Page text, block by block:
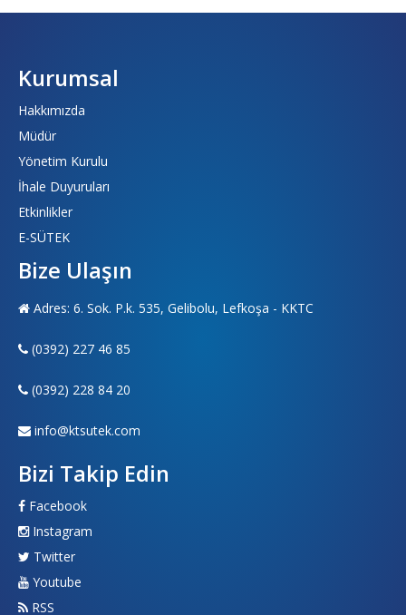
Kurumsal
Hakkımızda
Müdür
Yönetim Kurulu
İhale Duyuruları
Etkinlikler
E-SÜTEK
Bize Ulaşın
Adres: 6. Sok. P.k. 535, Gelibolu, Lefkoşa - KKTC
(0392) 227 46 85
(0392) 228 84 20
info@ktsutek.com
Bizi Takip Edin
Facebook
Instagram
Twitter
Youtube
RSS